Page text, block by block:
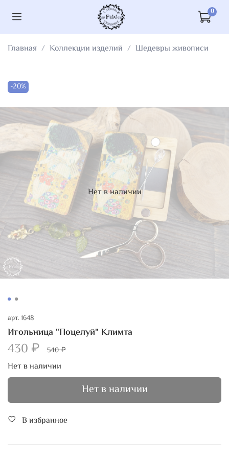
0
Главная Коллекции изделий Шедевры живописи
Нет в наличии
-20%
арт.1648
Игольница "Поцелуй" Климта
430 ₽ 540 ₽
Нет в наличии
Нет в наличии
В избранное